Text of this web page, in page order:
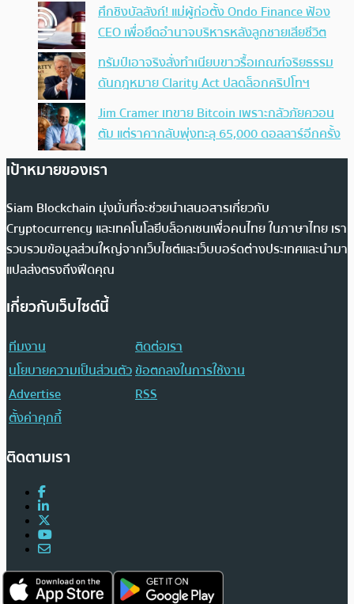
ศึกชิงบัลลังก์! แม่ผู้ก่อตั้ง Ondo Finance ฟ้อง
CEO เพื่อยึดอำนาจบริหารหลังลูกชายเสียชีวิต
ทรัมป์เอาจริง สั่งทำเนียบขาวรื้อเกณฑ์จริยธรรม
ดันกฎหมาย Clarity Act ปลดล็อกคริปโทฯ
Jim Cramer เทขาย Bitcoin เพราะกลัวภัยควอน
ตัม แต่ราคากลับพุ่งทะลุ 65,000 ดอลลาร์อีกครั้ง
เป้าหมายของเรา
Siam Blockchain มุ่งมั่นที่จะช่วยนำเสนอสารเกี่ยวกับ
Cryptocurrency และเทคโนโลยีบล็อกเชนเพื่อคนไทย ในภาษาไทย เรา
รวบรวมข้อมูลส่วนใหญ่จากเว็บไซต์และเว็บบอร์ดต่างประเทศและนำมา
แปลส่งตรงถึงฟีดคุณ
เกี่ยวกับเว็บไซต์นี้
ทีมงาน
ติดต่อเรา
นโยบายความเป็นส่วนตัวข้อตกลงในการใช้งาน
Advertise
RSS
ตั้งค่าคุกกี้
ติดตามเรา